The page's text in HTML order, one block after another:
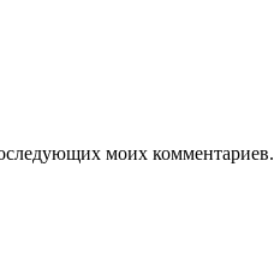
моих комментариев.